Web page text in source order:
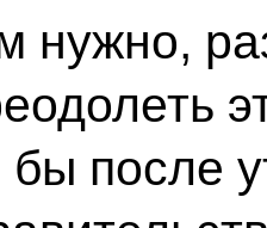
нужно,
после